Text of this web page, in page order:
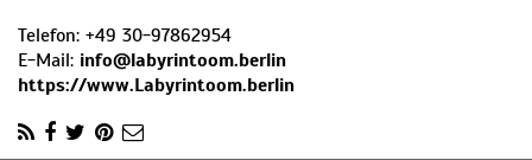
Telefon: +49 30-97862954
E-Mail: info@labyrintoom.berlin
https://www.Labyrintoom.berlin